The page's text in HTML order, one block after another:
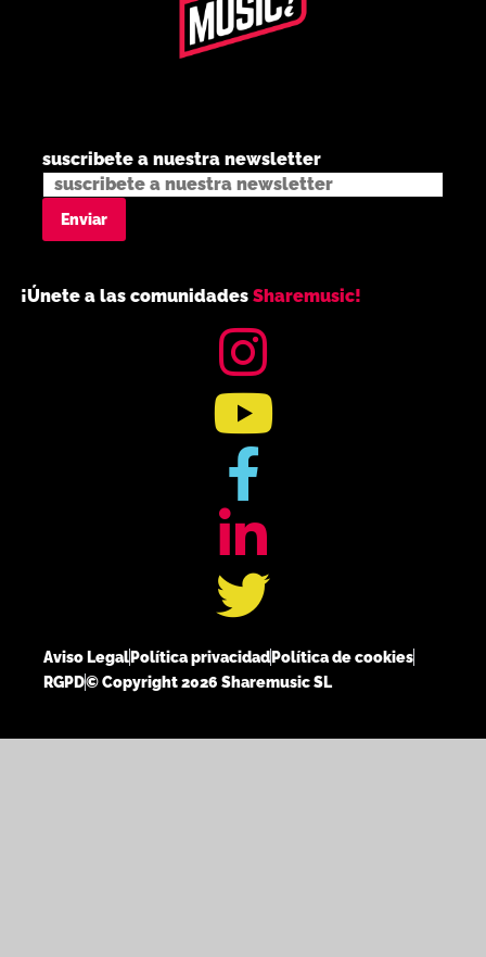
suscribete a nuestra newsletter
¡Únete a las comunidades Sharemusic!
Aviso Legal Política privacidad Política de cookies
RGPD© Copyright 2026 Sharemusic SL